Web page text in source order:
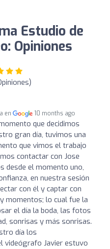
Estudio de
Opiniones
en 10 months ago
que decidimos
gran día, tuvimos una
que vimos el trabajo
contactar con Jose
desde el momento uno,
en nuestra sesión
con él y captar con
momentos; lo cual fue la
el día la boda, las fotos
sonrisas y más sonrisas.
día los
videógrafo Javier estuvo